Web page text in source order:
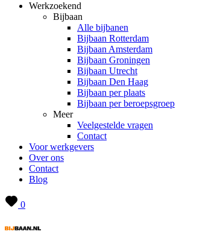
Werkzoekend
Bijbaan
Alle bijbanen
Bijbaan Rotterdam
Bijbaan Amsterdam
Bijbaan Groningen
Bijbaan Utrecht
Bijbaan Den Haag
Bijbaan per plaats
Bijbaan per beroepsgroep
Meer
Veelgestelde vragen
Contact
Voor werkgevers
Over ons
Contact
Blog
0